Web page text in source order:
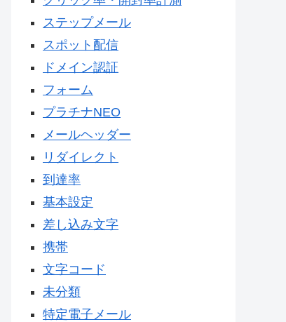
ステップメール
スポット配信
ドメイン認証
フォーム
プラチナNEO
メールヘッダー
リダイレクト
到達率
基本設定
差し込み文字
携帯
文字コード
未分類
特定電子メール